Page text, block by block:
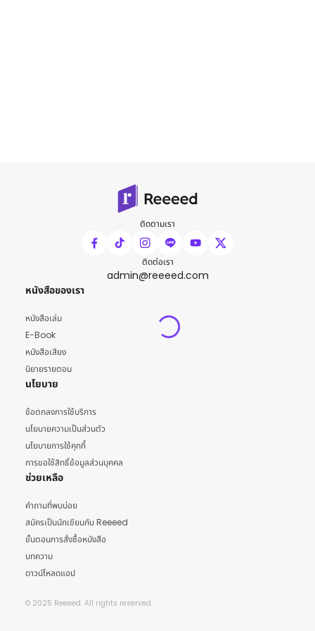
ติดตามเรา
ติดต่อเรา
admin@reeeed.com
หนังสือของเรา
หนังสือเล่ม
E-Book
หนังสือเสียง
นิยายรายตอน
นโยบาย
ข้อตกลงการใช้บริการ
นโยบายความเป็นส่วนตัว
นโยบายการใช้คุกกี้
การขอใช้สิทธิ์ข้อมูลส่วนบุคคล
ช่วยเหลือ
คำถามที่พบบ่อย
สมัครเป็นนักเขียนกับ Reeeed
ขั้นตอนการสั่งซื้อหนังสือ
บทความ
ดาวน์โหลดแอป
© 2025 Reeeed. All rights reserved.